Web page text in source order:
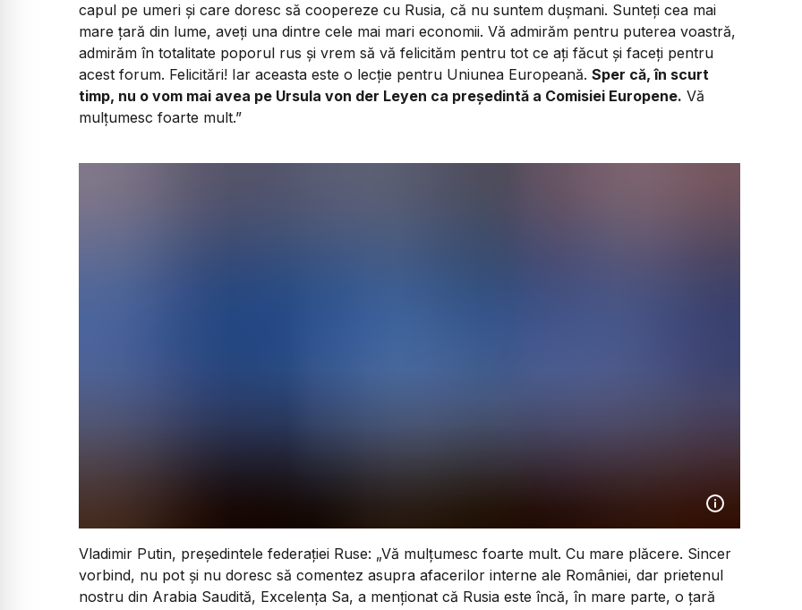
capul pe umeri și care doresc să coopereze cu Rusia, că nu suntem dușmani. Sunteți cea mai
mare țară din lume, aveți una dintre cele mai mari economii. Vă admirăm pentru puterea voastră,
admirăm în totalitate poporul rus și vrem să vă felicităm pentru tot ce ați făcut și faceți pentru
acest forum. Felicitări! Iar aceasta este o lecție pentru Uniunea Europeană. Sper că, în scurt
timp, nu o vom mai avea pe Ursula von der Leyen ca președintă a Comisiei Europene. Vă
mulțumesc foarte mult.”
Vladimir Putin, președintele federației Ruse: „Vă mulțumesc foarte mult. Cu mare plăcere. Sincer
vorbind, nu pot și nu doresc să comentez asupra afacerilor interne ale României, dar prietenul
nostru din Arabia Saudită, Excelența Sa, a menționat că Rusia este încă, în mare parte, o țară